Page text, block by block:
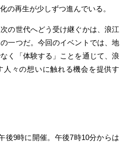
の再生が少しずつ進んでいる。
の世代へどう受け継ぐかは、浪江
一つだ。今回のイベントでは、地
く「体験する」ことを通じて、浪
人々の想いに触れる機会を提供す
後9時に開催。午後7時10分からは